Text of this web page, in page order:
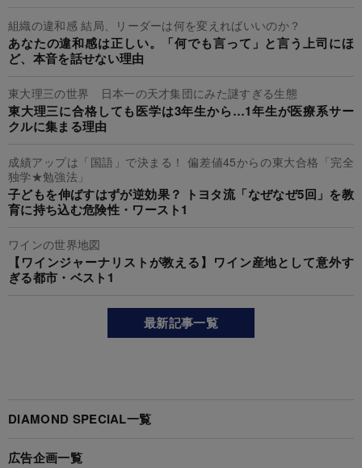
組織の違和感 結局、リーダーは何を変えればいいのか？
あなたの違和感は正しい。「何でも言って」と言う上司にほ
ど、本音を話せない理由
東大理三の世界 日本一の天才集団にみた謎すぎる生態
東大理三に合格しても医学は3年生から…1年生が医療系サー
クルに集まる理由
成績アップは「国語」で決まる！ 偏差値45からの東大合格「完全
独学★勉強法」
子どもを伸ばすはずが逆効果？ トヨタ流「なぜなぜ5回」を教
育に持ち込む危険性・ワースト1
ワインの世界地図
【ワインジャーナリストが教える】ワイン産地として意外す
ぎる都市・ベスト1
最新記事一覧
DIAMOND SPECIAL一覧
広告企画一覧